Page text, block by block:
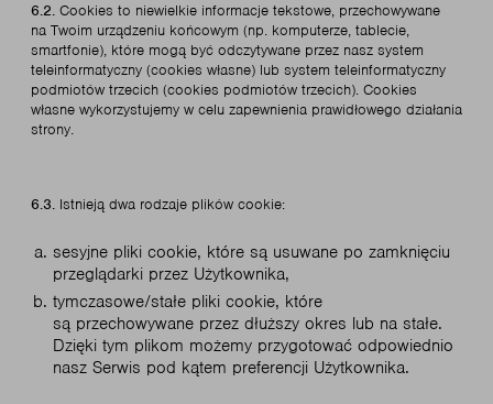
6.2. Cookies to niewielkie informacje tekstowe, przechowywane
na Twoim urządzeniu końcowym (np. komputerze, tablecie,
smartfonie), które mogą być odczytywane przez nasz system
teleinformatyczny (cookies własne) lub system teleinformatyczny
podmiotów trzecich (cookies podmiotów trzecich). Cookies
własne wykorzystujemy w celu zapewnienia prawidłowego działania
strony.
6.3. Istnieją dwa rodzaje plików cookie:
sesyjne pliki cookie, które są usuwane po zamknięciu
przeglądarki przez Użytkownika,
tymczasowe/stałe pliki cookie, które
są przechowywane przez dłuższy okres lub na stałe.
Dzięki tym plikom możemy przygotować odpowiednio
nasz Serwis pod kątem preferencji Użytkownika.